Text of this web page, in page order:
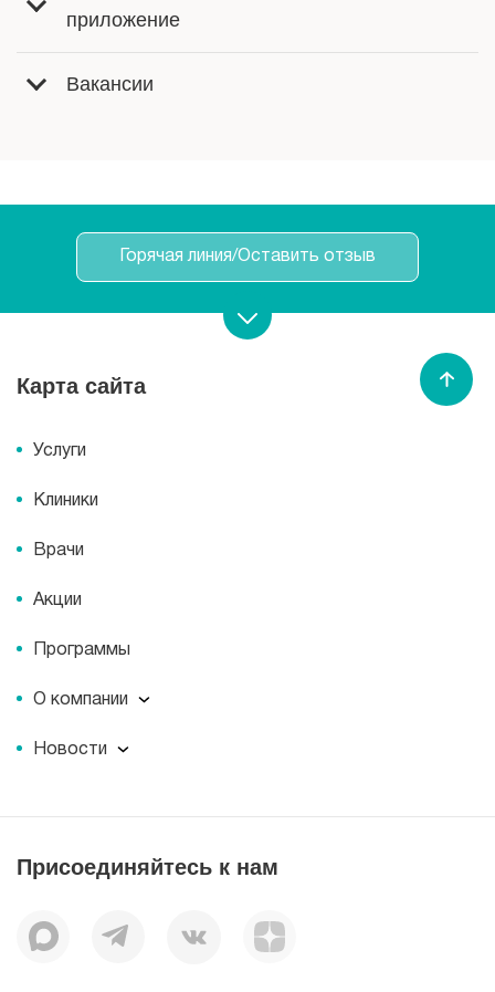
приложение
Вакансии
Горячая линия/Оставить отзыв
Записаться на прием
Вызвать врача
Карта сайта
Услуги
Клиники
Врачи
Акции
Программы
О компании
О компании
Пациентам
Миссия
Корпоративная социальная ответственность
Новости
Пресс-центр
Присоединяйтесь к нам